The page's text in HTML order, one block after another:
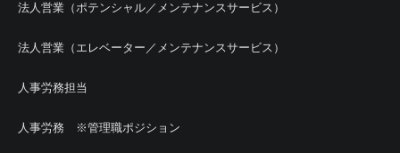
法人営業（ポテンシャル／メンテナンスサービス）
法人営業（エレベーター／メンテナンスサービス）
人事労務担当
人事労務 ※管理職ポジション